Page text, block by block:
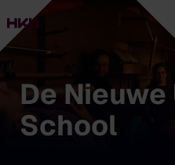
De
School